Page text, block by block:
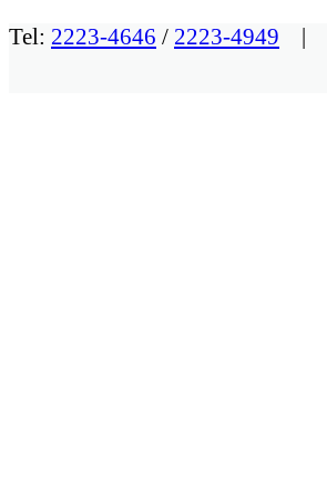
Tel: 2223-4646 / 2223-4949 |